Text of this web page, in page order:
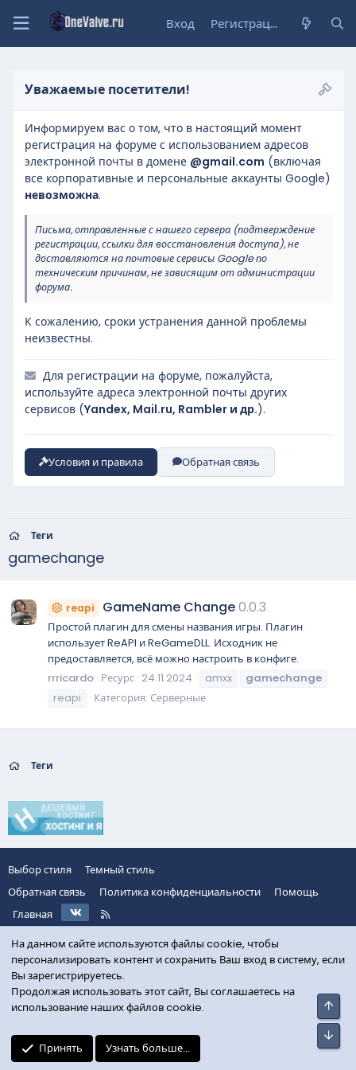
Вход Регистрация
Уважаемые посетители!
Информируем вас о том, что в настоящий момент
регистрация на форуме с использованием адресов
электронной почты в домене @gmail.com (включая
все корпоративные и персональные аккаунты Google)
невозможна.
Письма, отправленные с нашего сервера (подтверждение
регистрации, ссылки для восстановления доступа), не
доставляются на почтовые сервисы Google по
техническим причинам, не зависящим от администрации
форума.
К сожалению, сроки устранения данной проблемы
неизвестны.
Для регистрации на форуме, пожалуйста,
используйте адреса электронной почты других
сервисов (Yandex, Mail.ru, Rambler и др.).
Условия и правила Обратная связь
Теги
gamechange
reapi GameName Change0.0.3
Простой плагин для смены названия игры. Плагин
использует ReAPI и ReGameDLL. Исходник не
предоставляется, всё можно настроить в конфиге.
rrricardo Ресурс 24.11.2024 amxx
gamechange
reapi
Категория: Серверные
Теги
Выбор стиля
Темный стиль
Обратная связь
Политика конфиденциальности
Помощь
Главная
R
S
S
На данном сайте используются файлы cookie, чтобы
персонализировать контент и сохранить Ваш вход в систему, если
Вы зарегистрируетесь.
Продолжая использовать этот сайт, Вы соглашаетесь на
использование наших файлов cookie.
Принять Узнать больше...